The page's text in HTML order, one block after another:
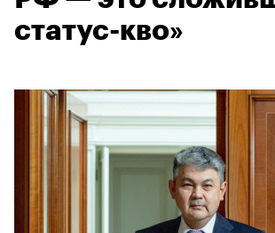
статус-кво»